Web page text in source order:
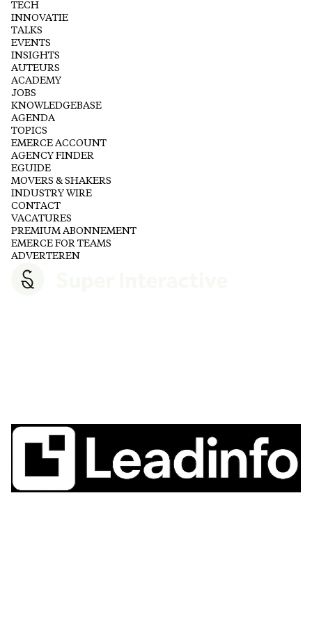
TECH
INNOVATIE
TALKS
EVENTS
INSIGHTS
AUTEURS
ACADEMY
JOBS
KNOWLEDGEBASE
AGENDA
TOPICS
EMERCE ACCOUNT
AGENCY FINDER
EGUIDE
MOVERS & SHAKERS
INDUSTRY WIRE
CONTACT
VACATURES
PREMIUM ABONNEMENT
EMERCE FOR TEAMS
ADVERTEREN